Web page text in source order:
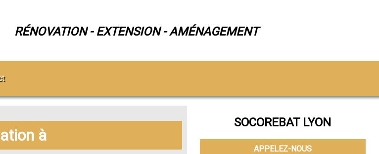
RÉNOVATION - EXTENSION - AMÉNAGEMENT
à
SOCOREBAT LYON
APPELEZ-NOUS